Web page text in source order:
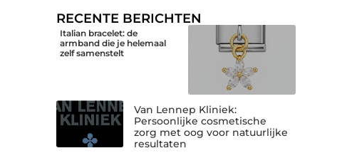
RECENTE BERICHTEN
Italian bracelet: de
armband die je helemaal
zelf samenstelt
Van Lennep Kliniek:
Persoonlijke cosmetische
zorg met oog voor natuurlijke
resultaten